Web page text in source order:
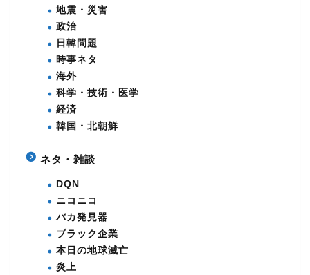
地震・災害
政治
日韓問題
時事ネタ
海外
科学・技術・医学
経済
韓国・北朝鮮
ネタ・雑談
DQN
ニコニコ
バカ発見器
ブラック企業
本日の地球滅亡
炎上